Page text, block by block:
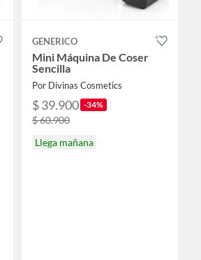
GENERICO
Mini Máquina De Coser
Sencilla
Por Divinas Cosmetics
$ 39.900 -34%
$ 60.900
Llega mañana